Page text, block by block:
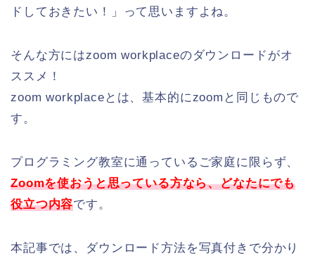
ドしておきたい！」って思いますよね。
そんな方にはzoom workplaceのダウンロードがオ
ススメ！
zoom workplaceとは、基本的にzoomと同じもので
す。
プログラミング教室に通っているご家庭に限らず、
Zoomを使おうと思っている方なら、どなたにでも
役立つ内容です。
本記事では、ダウンロード方法を写真付きで分かり